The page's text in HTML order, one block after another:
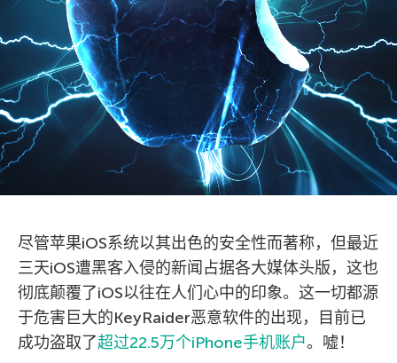
尽管苹果iOS系统以其出色的安全性而著称，但最近
三天iOS遭黑客入侵的新闻占据各大媒体头版，这也
彻底颠覆了iOS以往在人们心中的印象。这一切都源
于危害巨大的KeyRaider恶意软件的出现，目前已
成功盗取了超过22.5万个iPhone手机账户。嘘！